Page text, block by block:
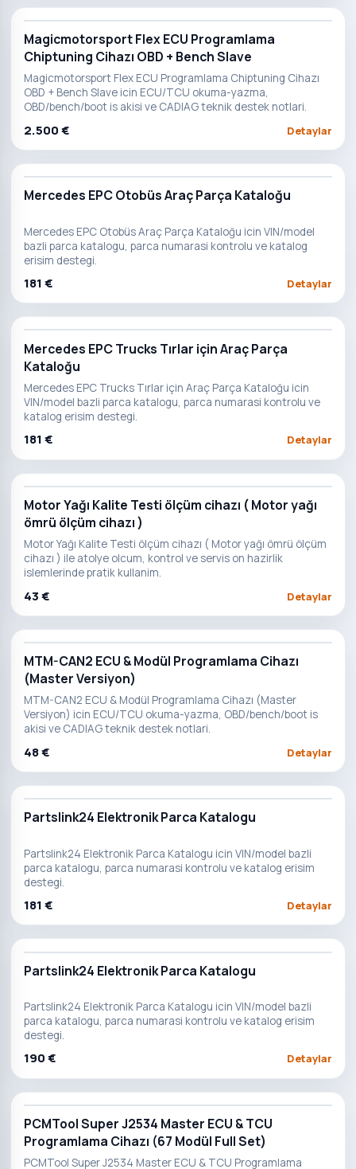
Magicmotorsport Flex ECU Programlama
Chiptuning Cihazı OBD + Bench Slave
Magicmotorsport Flex ECU Programlama Chiptuning Cihazı
OBD + Bench Slave icin ECU/TCU okuma-yazma,
OBD/bench/boot is akisi ve CADIAG teknik destek notlari.
2.500 € Detaylar
Mercedes EPC Otobüs Araç Parça Kataloğu
Mercedes EPC Otobüs Araç Parça Kataloğu icin VIN/model
bazli parca katalogu, parca numarasi kontrolu ve katalog
erisim destegi.
181 € Detaylar
Mercedes EPC Trucks Tırlar için Araç Parça
Kataloğu
Mercedes EPC Trucks Tırlar için Araç Parça Kataloğu icin
VIN/model bazli parca katalogu, parca numarasi kontrolu ve
katalog erisim destegi.
181 € Detaylar
Motor Yağı Kalite Testi ölçüm cihazı ( Motor yağı
ömrü ölçüm cihazı )
Motor Yağı Kalite Testi ölçüm cihazı ( Motor yağı ömrü ölçüm
cihazı ) ile atolye olcum, kontrol ve servis on hazirlik
islemlerinde pratik kullanim.
43 € Detaylar
MTM-CAN2 ECU & Modül Programlama Cihazı
(Master Versiyon)
MTM-CAN2 ECU & Modül Programlama Cihazı (Master
Versiyon) icin ECU/TCU okuma-yazma, OBD/bench/boot is
akisi ve CADIAG teknik destek notlari.
48 € Detaylar
Partslink24 Elektronik Parca Katalogu
Partslink24 Elektronik Parca Katalogu icin VIN/model bazli
parca katalogu, parca numarasi kontrolu ve katalog erisim
destegi.
181 € Detaylar
Partslink24 Elektronik Parca Katalogu
Partslink24 Elektronik Parca Katalogu icin VIN/model bazli
parca katalogu, parca numarasi kontrolu ve katalog erisim
destegi.
190 € Detaylar
PCMTool Super J2534 Master ECU & TCU
Programlama Cihazı (67 Modül Full Set)
PCMTool Super J2534 Master ECU & TCU Programlama